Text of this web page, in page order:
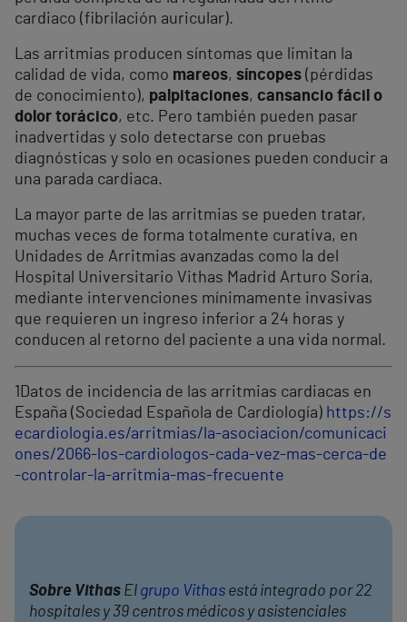
cardiaco (fibrilación auricular).
Las arritmias producen síntomas que limitan la
calidad de vida, como mareos, síncopes (pérdidas
de conocimiento), palpitaciones, cansancio fácil o
dolor torácico, etc. Pero también pueden pasar
inadvertidas y solo detectarse con pruebas
diagnósticas y solo en ocasiones pueden conducir a
una parada cardiaca.
La mayor parte de las arritmias se pueden tratar,
muchas veces de forma totalmente curativa, en
Unidades de Arritmias avanzadas como la del
Hospital Universitario Vithas Madrid Arturo Soria,
mediante intervenciones mínimamente invasivas
que requieren un ingreso inferior a 24 horas y
conducen al retorno del paciente a una vida normal.
1 Datos de incidencia de las arritmias cardiacas en
España (Sociedad Española de Cardiología) https://s
ecardiologia.es/arritmias/la-asociacion/comunicaci
ones/2066-los-cardiologos-cada-vez-mas-cerca-de
-controlar-la-arritmia-mas-frecuente
Sobre Vithas El grupo Vithas está integrado por 22
hospitales y 39 centros médicos y asistenciales